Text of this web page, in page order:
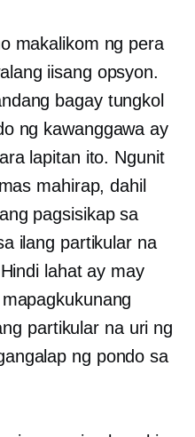
makalikom ng pera
iisang opsyon.
bagay tungkol
ng kawanggawa ay
lapitan ito. Ngunit
mahirap, dahil
pagsisikap sa
ilang partikular na
lahat ay may
partikular na uri ng
ng pondo sa